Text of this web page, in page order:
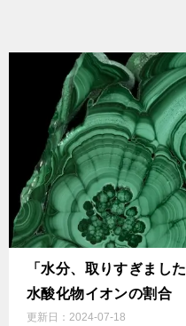
「水分、取りすぎまし
水酸化物イオンの割合
更新日： 2024-07-18